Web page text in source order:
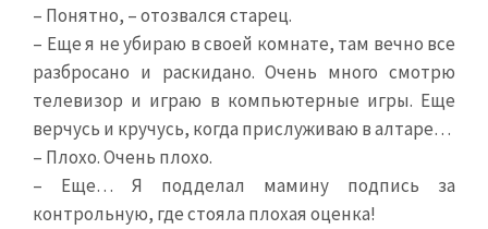
– Понятно, – отозвался старец.
– Еще я не убираю в своей комнате, там вечно все
разбросано и раскидано. Очень много смотрю
телевизор и играю в компьютерные игры. Еще
верчусь и кручусь, когда прислуживаю в алтаре…
– Плохо. Очень плохо.
– Еще… Я подделал мамину подпись за
контрольную, где стояла плохая оценка!